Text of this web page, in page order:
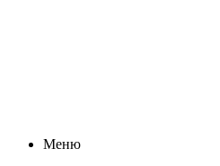
Меню